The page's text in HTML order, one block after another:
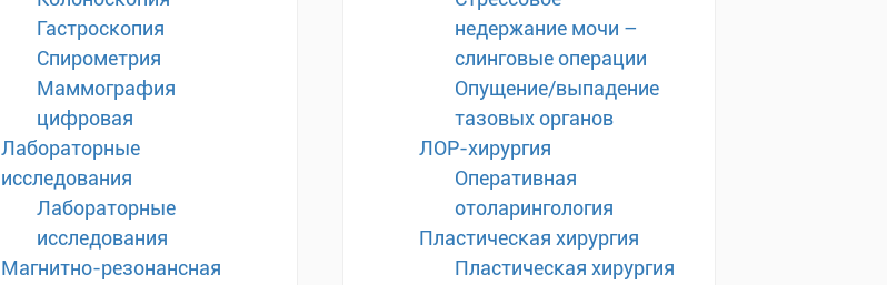
Гастроскопия
Спирометрия
Маммография
цифровая
Лабораторные
исследования
Лабораторные
исследования
Магнитно-резонансная
недержание мочи –
слинговые операции
Опущение/выпадение
тазовых органов
ЛОР-хирургия
Оперативная
отоларингология
Пластическая хирургия
Пластическая хирургия